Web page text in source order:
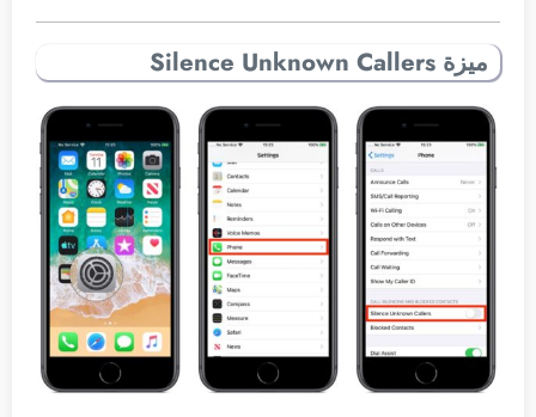
ميزة Silence Unknown Callers